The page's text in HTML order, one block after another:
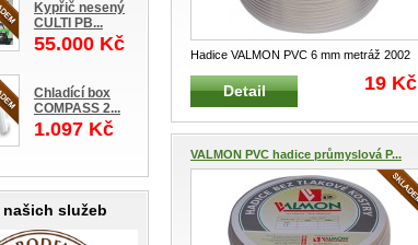
Kypřič nesený
CULTI PB...
55.000 Kč
Chladící box
COMPASS 2...
1.097 Kč
našich služeb
Hadice VALMON PVC 6 mm metráž 2002
Hadice jednovrstvá z PVC pro
Detail 19 Kč
VALMON PVC hadice průmyslová P...